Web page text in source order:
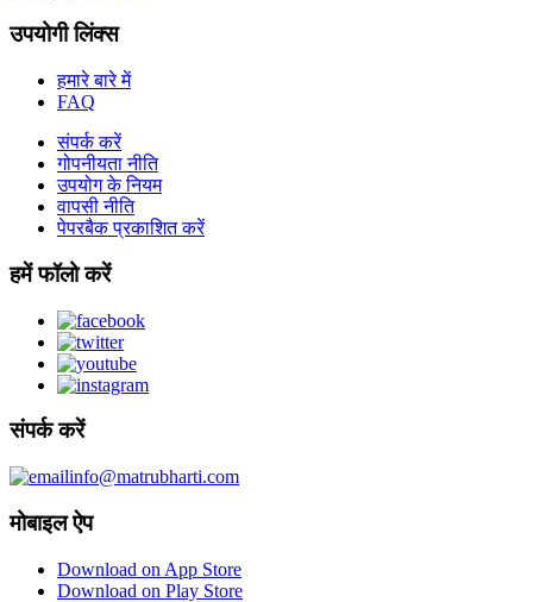
उपयोगी लिंक्स
हमारे बारे में
FAQ
संपर्क करें
गोपनीयता नीति
उपयोग के नियम
वापसी नीति
पेपरबैक प्रकाशित करें
हमें फॉलो करें
संपर्क करें
info@matrubharti.com
मोबाइल ऐप
Download on App Store
Download on Play Store